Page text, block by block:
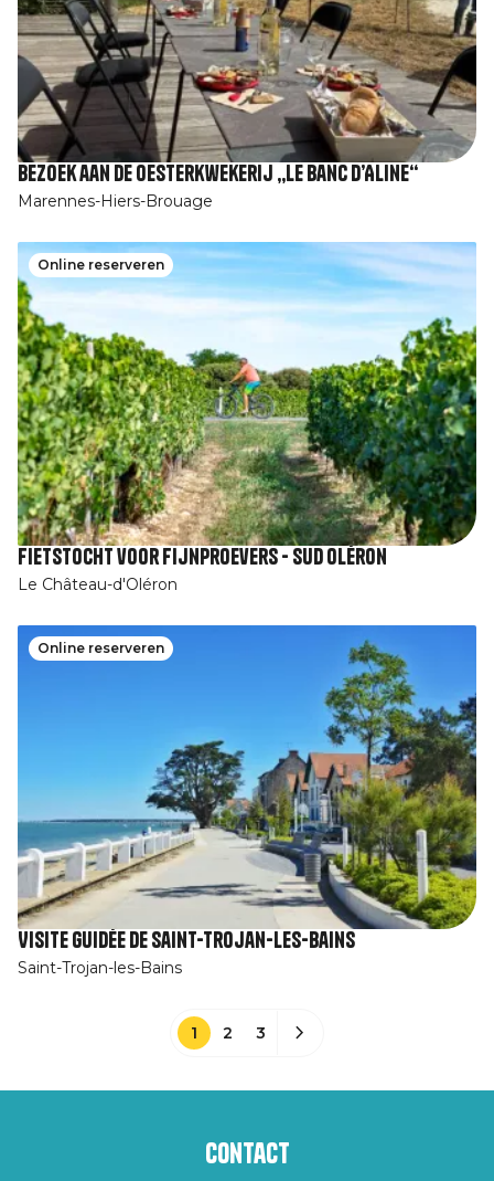
Bezoek aan de oesterkwekerij „Le Banc d’Aline“
Marennes-Hiers-Brouage
Online reserveren
Fietstocht voor fijnproevers - Sud Oléron
Le Château-d'Oléron
Online reserveren
Visite guidée de Saint-Trojan-les-Bains
Saint-Trojan-les-Bains
1 2 3
Contact